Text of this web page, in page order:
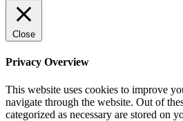
Close
Privacy Overview
This website uses cookies to improve
navigate through the website. Out of
categorized as necessary are stored on